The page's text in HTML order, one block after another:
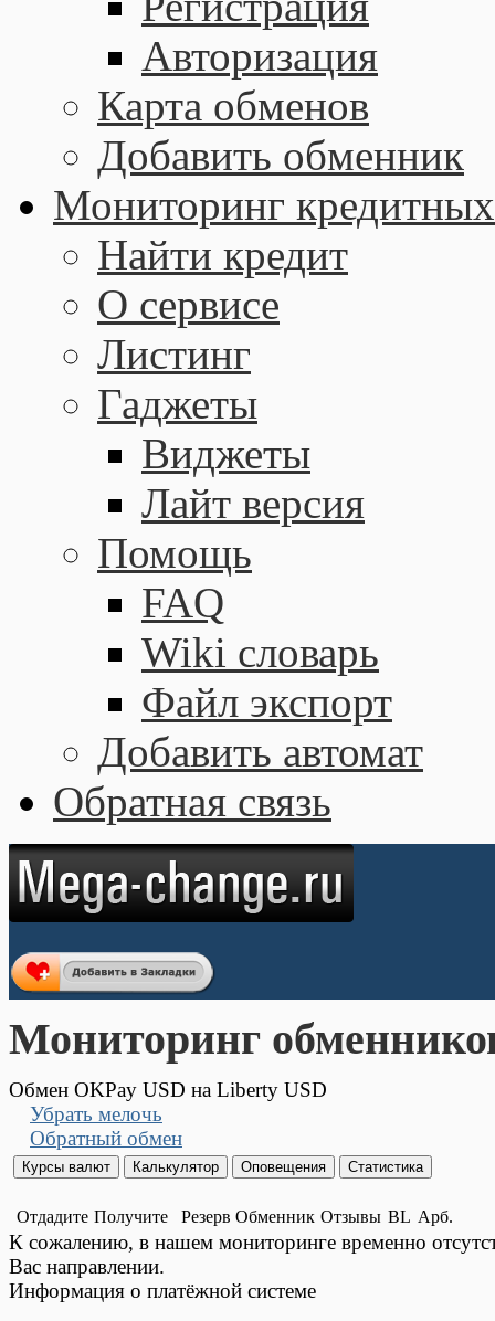
Авторизация
Карта обменов
Добавить обменник
Мониторинг кредитных
Найти кредит
О сервисе
Листинг
Гаджеты
Виджеты
Лайт версия
Помощь
FAQ
Wiki словарь
Файл экспорт
Добавить автомат
Обратная связь
Мониторинг
Обмен OKPay USD на Liberty USD
Убрать мелочь
Обратный обмен
Отдадите Получите Резерв Обменник Отзывы BL Арб.
К сожалению, в нашем мониторинге временно
Вас направлении.
Информация о платёжной системе